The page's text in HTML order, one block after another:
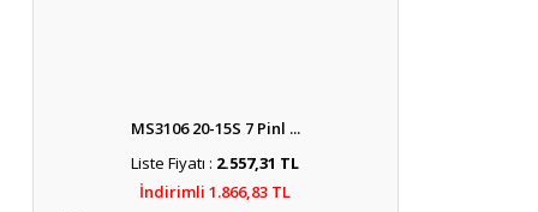
MS3106 20-15S 7 Pinl ...
Liste Fiyatı : 2.557,31 TL
İndirimli 1.866,83 TL